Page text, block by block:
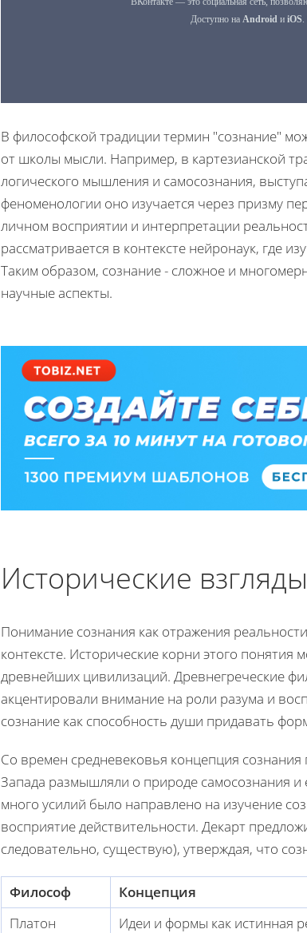
В философской традиции термин "сознание"
от школы мысли. Например, в картезианской
логического мышления и самосознания,
феноменологии оно изучается через призму
личном восприятии и интерпретации
рассматривается в контексте нейронаук, где
Таким образом, сознание - сложное и
научные аспекты.
Исторические
Понимание сознания как отражения
контексте. Исторические корни этого
древнейших цивилизаций. Древнегреческие
акцентировали внимание на роли разума и
сознание как способность души придавать
Со времен средневековья концепция
Запада размышляли о природе самосознания
много усилий было направлено на изучение
восприятие действительности. Декарт
следовательно, существую), утверждая, что
Философ
Концепция
Платон
Идеи и формы как истинная